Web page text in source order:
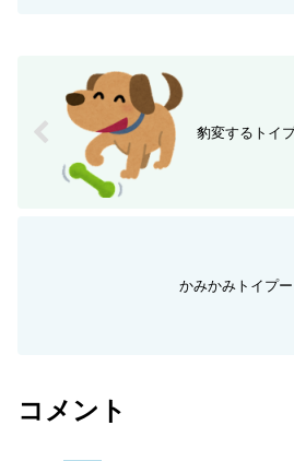
豹変するトイ
かみかみトイプー
コメント